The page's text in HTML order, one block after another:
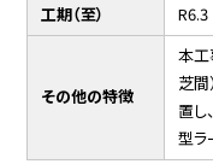
工期（至）
R6.3
その他の特徴
本工
芝間
置し
型ラ